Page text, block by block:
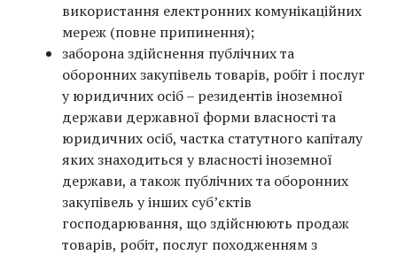
використання електронних комунікаційних
мереж (повне припинення);
заборона здійснення публічних та
оборонних закупівель товарів, робіт і послуг
у юридичних осіб – резидентів іноземної
держави державної форми власності та
юридичних осіб, частка статутного капіталу
яких знаходиться у власності іноземної
держави, а також публічних та оборонних
закупівель у інших суб’єктів
господарювання, що здійснюють продаж
товарів, робіт, послуг походженням з